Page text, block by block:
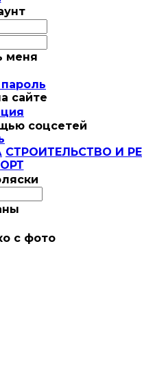
меня
сайте
соцсетей
СТРОИТЕЛЬСТВО И
с фото